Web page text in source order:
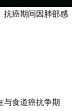
抗癌期间因肺部感
与食道癌抗争期